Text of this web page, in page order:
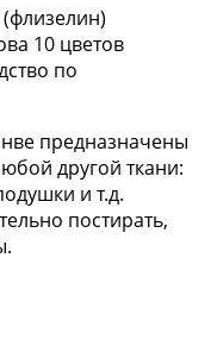
10 цветов
по
предназначены
другой ткани:
и т.д.
постирать,